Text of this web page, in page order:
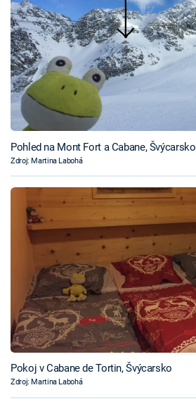
Pohled na Mont Fort a Cabane, Švýcarsko
Zdroj: Martina Labohá
Pokoj v Cabane de Tortin, Švýcarsko
Zdroj: Martina Labohá